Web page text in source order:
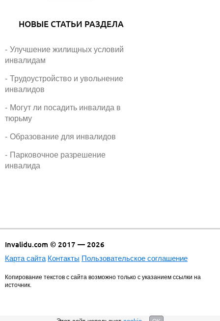
НОВЫЕ СТАТЬИ РАЗДЕЛА
Улучшение жилищных условий
инвалидам
Трудоустройство и увольнение
инвалидов
Могут ли посадить инвалида в
тюрьму
Образование для инвалидов
Парковочное разрешение
инвалида
Invalidu.com © 2017 — 2026
Карта сайта Контакты Пользовательское соглашение
Копирование текстов с сайта возможно только с указанием ссылки на
источник.